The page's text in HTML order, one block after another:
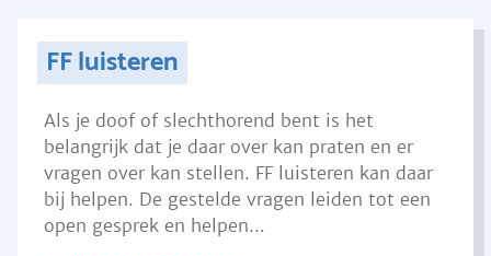
FF luisteren
Als je doof of slechthorend bent is het
belangrijk dat je daar over kan praten en er
vragen over kan stellen. FF luisteren kan daar
bij helpen. De gestelde vragen leiden tot een
open gesprek en helpen...